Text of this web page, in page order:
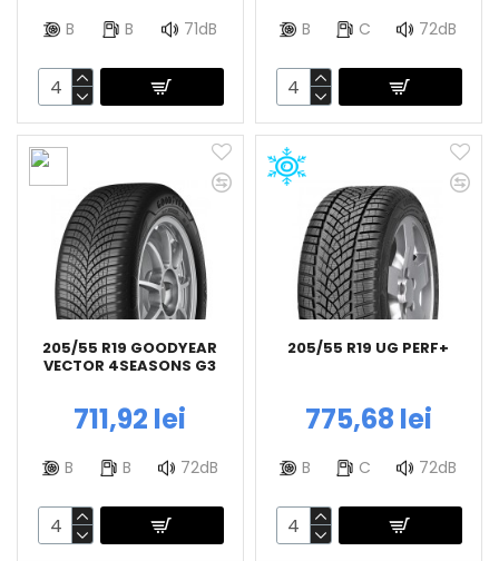
B B 71dB B C 72dB
205/55 R19 GOODYEAR
VECTOR 4SEASONS G3
711,92 lei
B B 72dB
205/55 R19 UG PERF+
775,68 lei
B C 72dB